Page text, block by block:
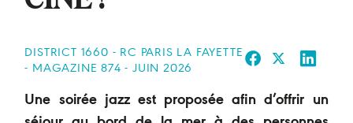
DISTRICT 1660 - RC PARIS LA FAYETTE
- MAGAZINE 874 - JUIN 2026
Une soirée jazz est proposée afin d’offrir un